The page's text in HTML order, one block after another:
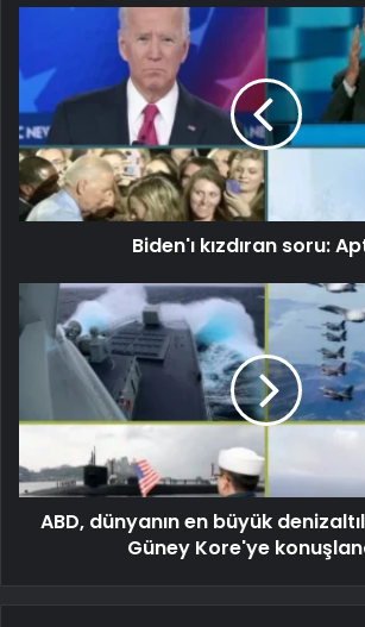
Biden'ı kızdıran soru:
ABD, dünyanın en büyük
Güney Kore'ye